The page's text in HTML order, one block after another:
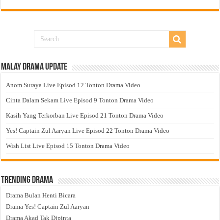
Malay Drama Update
Anom Suraya Live Episod 12 Tonton Drama Video
Cinta Dalam Sekam Live Episod 9 Tonton Drama Video
Kasih Yang Terkorban Live Episod 21 Tonton Drama Video
Yes! Captain Zul Aaryan Live Episod 22 Tonton Drama Video
Wish List Live Episod 15 Tonton Drama Video
Trending Drama
Drama Bulan Henti Bicara
Drama Yes! Captain Zul Aaryan
Drama Akad Tak Dipinta